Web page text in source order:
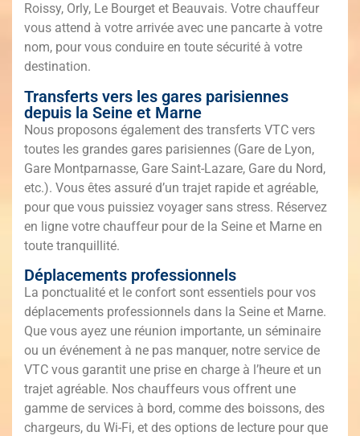
Roissy, Orly, Le Bourget et Beauvais. Votre chauffeur
vous attend à votre arrivée avec une pancarte à votre
nom, pour vous conduire en toute sécurité à votre
destination.
Transferts vers les gares parisiennes
depuis la Seine et Marne
Nous proposons également des transferts VTC vers
toutes les grandes gares parisiennes (Gare de Lyon,
Gare Montparnasse, Gare Saint-Lazare, Gare du Nord,
etc.). Vous êtes assuré d’un trajet rapide et agréable,
pour que vous puissiez voyager sans stress. Réservez
en ligne votre chauffeur pour de la Seine et Marne en
toute tranquillité.
Déplacements professionnels
La ponctualité et le confort sont essentiels pour vos
déplacements professionnels dans la Seine et Marne.
Que vous ayez une réunion importante, un séminaire
ou un événement à ne pas manquer, notre service de
VTC vous garantit une prise en charge à l’heure et un
trajet agréable. Nos chauffeurs vous offrent une
gamme de services à bord, comme des boissons, des
chargeurs, du Wi-Fi, et des options de lecture pour que